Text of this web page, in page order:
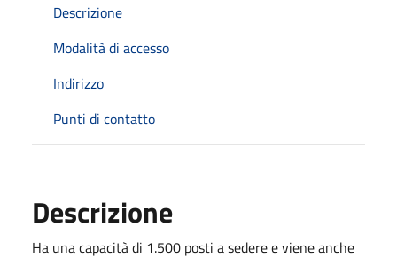
Descrizione
Modalità di accesso
Indirizzo
Punti di contatto
Descrizione
Ha una capacità di 1.500 posti a sedere e viene anche